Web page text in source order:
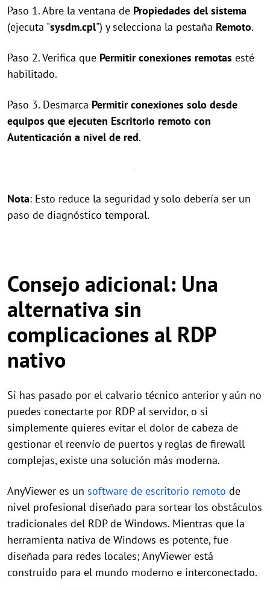
Paso 1. Abre la ventana de Propiedades del sistema
(ejecuta "sysdm.cpl") y selecciona la pestaña Remoto.
Paso 2. Verifica que Permitir conexiones remotas esté
habilitado.
Paso 3. Desmarca Permitir conexiones solo desde
equipos que ejecuten Escritorio remoto con
Autenticación a nivel de red.
Nota: Esto reduce la seguridad y solo debería ser un
paso de diagnóstico temporal.
Consejo adicional: Una
alternativa sin
complicaciones al RDP
nativo
Si has pasado por el calvario técnico anterior y aún no
puedes conectarte por RDP al servidor, o si
simplemente quieres evitar el dolor de cabeza de
gestionar el reenvío de puertos y reglas de firewall
complejas, existe una solución más moderna.
AnyViewer es un software de escritorio remoto de
nivel profesional diseñado para sortear los obstáculos
tradicionales del RDP de Windows. Mientras que la
herramienta nativa de Windows es potente, fue
diseñada para redes locales; AnyViewer está
construido para el mundo moderno e interconectado.